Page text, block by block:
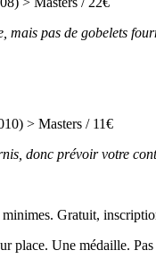
mais pas de gobelets
> Masters / 11€
donc prévoir votre
Gratuit,
place. Une médaille. Pas